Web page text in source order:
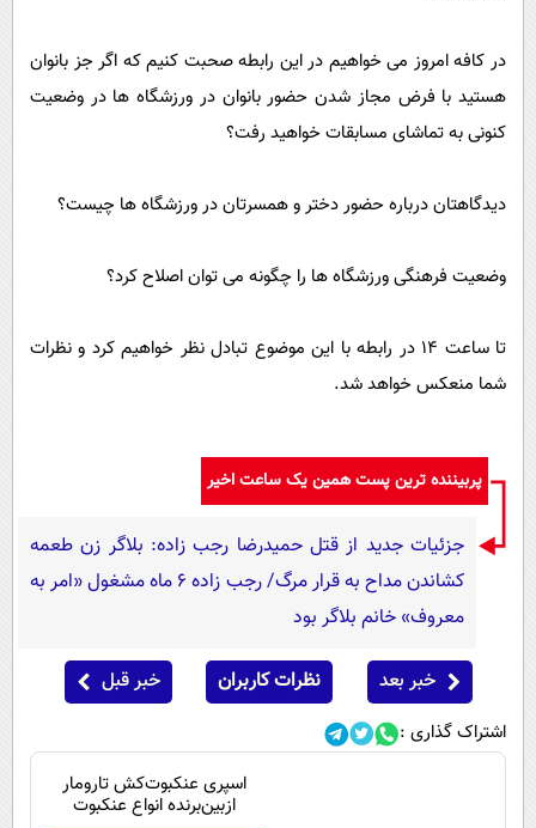
در کافه امروز می خواهیم در این رابطه صحبت کنیم که اگر جز بانوان
هستید با فرض مجاز شدن حضور بانوان در ورزشگاه ها در وضعیت
کنونی به تماشای مسابقات خواهید رفت؟
دیدگاهتان درباره حضور دختر و همسرتان در ورزشگاه ها چیست؟
وضعیت فرهنگی ورزشگاه ها را چگونه می توان اصلاح کرد؟
تا ساعت 14 در رابطه با این موضوع تبادل نظر خواهیم کرد و نظرات
شما منعکس خواهد شد.
پربیننده ترین پست همین یک ساعت اخیر
جزئیات جدید از قتل حمیدرضا رجب زاده: بلاگر زن طعمه
کشاندن مداح به قرار مرگ/ رجب زاده 6 ماه مشغول «امر به
معروف» خانم بلاگر بود
خبر بعد نظرات کاربران خبر قبل
اشتراک گذاری :
اسپری عنکبوت‌‌کش تارومار
ازبین‌برنده انواع عنکبوت